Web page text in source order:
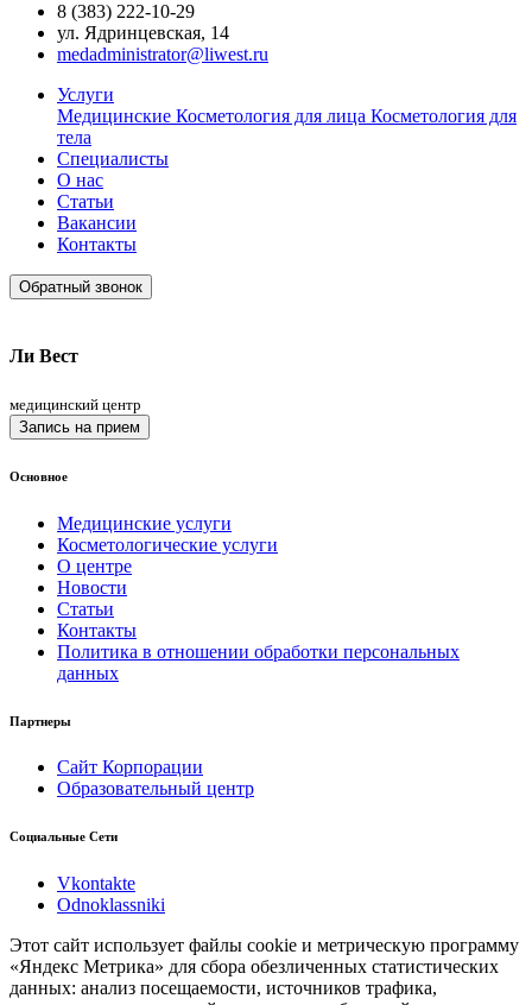
8 (383) 222-10-29
ул. Ядринцевская, 14
medadministrator@liwest.ru
Услуги
Медицинские Косметология для лица Косметология для
тела
Специалисты
О нас
Статьи
Вакансии
Контакты
Обратный звонок
Ли Вест
медицинский центр
Запись на прием
Основное
Медицинские услуги
Косметологические услуги
О центре
Новости
Статьи
Контакты
Политика в отношении обработки персональных
данных
Партнеры
Сайт Корпорации
Образовательный центр
Социальные Сети
Vkontakte
Odnoklassniki
Этот сайт использует файлы cookie и метрическую программу
«Яндекс Метрика» для сбора обезличенных статистических
данных: анализ посещаемости, источников трафика,